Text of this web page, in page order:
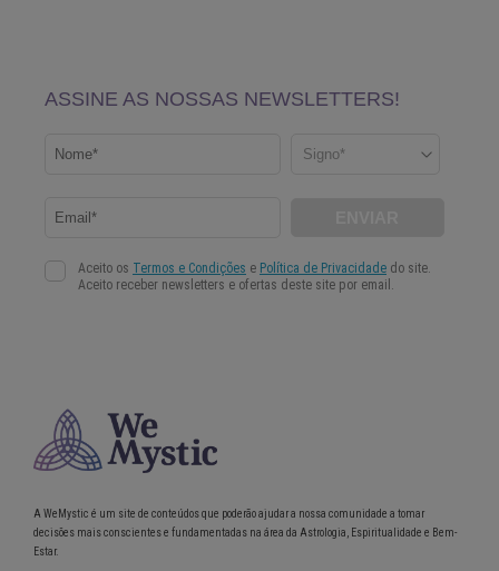
A WeMystic é um site de conteúdos que poderão ajudar a nossa comunidade a tomar
decisões mais conscientes e fundamentadas na área da Astrologia, Espiritualidade e Bem-
Estar.